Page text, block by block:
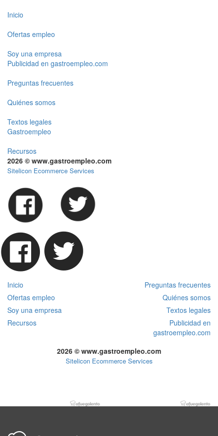
Inicio
Ofertas empleo
Soy una empresa
Publicidad en gastroempleo.com
Preguntas frecuentes
Quiénes somos
Textos legales
Gastroempleo
Recursos
2026 © www.gastroempleo.com
Sitelicon Ecommerce Services
Inicio
Preguntas frecuentes
Ofertas empleo
Quiénes somos
Soy una empresa
Textos legales
Recursos
Publicidad en
gastroempleo.com
2026 © www.gastroempleo.com
Sitelicon Ecommerce Services